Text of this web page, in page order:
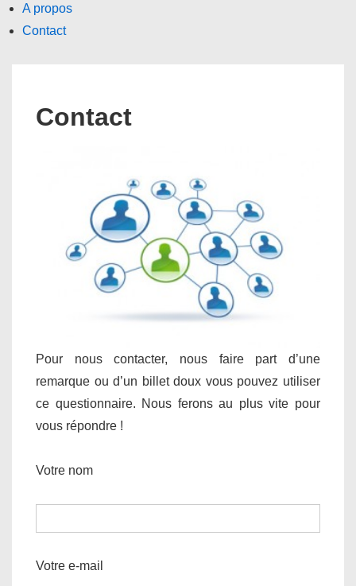
A propos
Contact
Contact
Pour nous contacter, nous faire part d’une
remarque ou d’un billet doux vous pouvez utiliser
ce questionnaire. Nous ferons au plus vite pour
vous répondre !
Votre nom
Votre e-mail